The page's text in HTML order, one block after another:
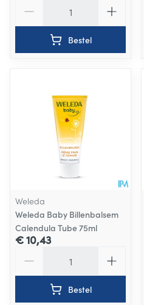
Bestel
Weleda
Weleda Baby Billenbalsem
Calendula Tube 75ml
€ 10,43
Bestel